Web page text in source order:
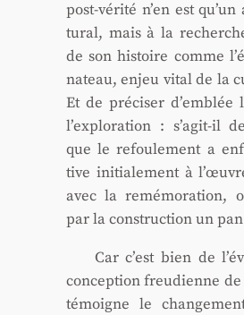
post-véri­té n’en est
tu­ral, mais à la
de son his­toire comme
na­teau, enjeu vital de la
Et de pré­ci­ser d’emblée
l’exploration : s’agit-il
que le refou­le­ment a
tive ini­tia­le­ment à
avec la remé­mo­ra­tion,
par la construc­tion un
Car c’est bien de
concep­tion freu­dienne
témoigne le